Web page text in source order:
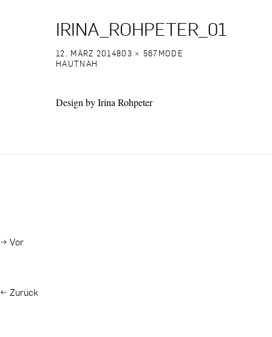
IRINA_ROHPETER_01
12. MÄRZ 2014803 × 567MODE
HAUTNAH
Design by Irina Rohpeter
→ Vor
← Zurück